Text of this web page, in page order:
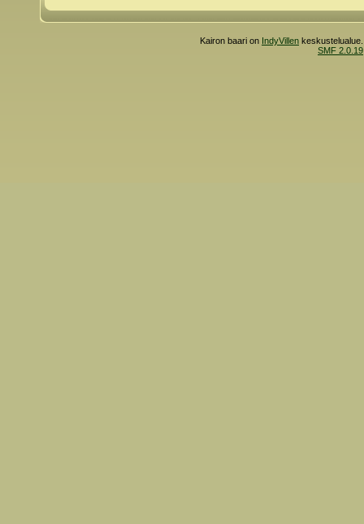
Kairon baari on IndyVillen
SMF 2.0.19